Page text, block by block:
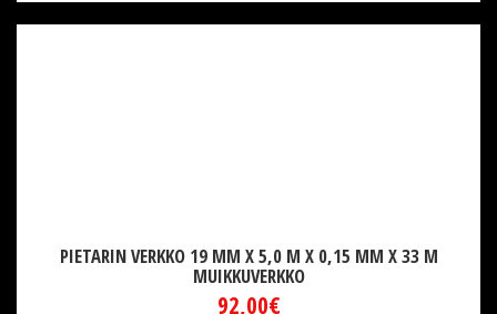
PIETARIN VERKKO 19 MM X 5,0 M X 0,15 MM X 33 M
MUIKKUVERKKO
92,00€